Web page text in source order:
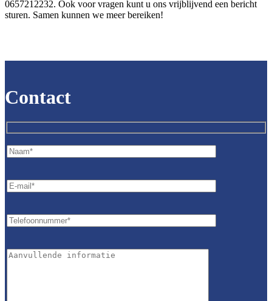
0657212232. Ook voor vragen kunt u ons vrijblijvend een bericht
sturen. Samen kunnen we meer bereiken!
Contact